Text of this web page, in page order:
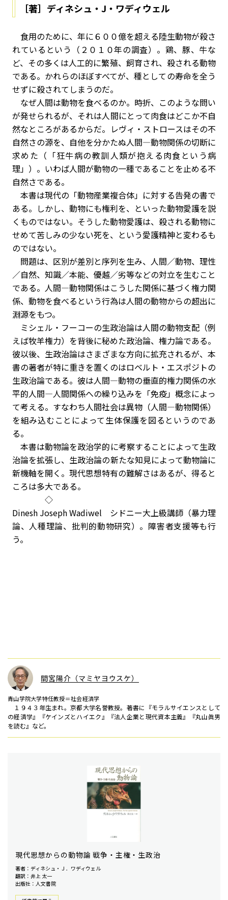
［著］ディネシュ・J・ワディウェル
食用のために、年に６００億を超える陸生動物が殺さ
れているという（２０１０年の調査）。鶏、豚、牛な
ど、その多くは人工的に繁殖、飼育され、殺される動物
である。かれらのほぼすべてが、種としての寿命を全う
せずに殺されてしまうのだ。
なぜ人間は動物を食べるのか。時折、このような問い
が発せられるが、それは人間にとって肉食はどこか不自
然なところがあるからだ。レヴィ・ストロースはその不
自然さの源を、自他を分かたぬ人間―動物関係の切断に
求めた（「狂牛病の教訓――人類が抱える肉食という病
理」）。いわば人間が動物の一種であることを止める不
自然さである。
本書は現代の「動物産業複合体」に対する告発の書で
ある。しかし、動物にも権利を、といった動物愛護を説
くものではない。そうした動物愛護は、殺される動物に
せめて苦しみの少ない死を、という愛護精神と変わるも
のではない。
問題は、区別が差別と序列を生み、人間／動物、理性
／自然、知識／本能、優越／劣等などの対立を生むこと
である。人間―動物関係はこうした関係に基づく権力関
係、動物を食べるという行為は人間の動物からの超出に
淵源をもつ。
ミシェル・フーコーの生政治論は人間の動物支配（例
えば牧羊権力）を背後に秘めた政治論、権力論である。
彼以後、生政治論はさまざまな方向に拡充されるが、本
書の著者が特に重きを置くのはロベルト・エスポジトの
生政治論である。彼は人間―動物の垂直的権力関係の水
平的人間―人間関係への繰り込みを「免疫」概念によっ
て考える。すなわち人間社会は異物（人間―動物関係）
を組み込むことによって生体保護を図るというのであ
る。
本書は動物論を政治学的に考察することによって生政
治論を拡張し、生政治論の新たな知見によって動物論に
新機軸を開く。現代思想特有の難解さはあるが、得ると
ころは多大である。
◇
Dinesh Joseph Wadiwel シドニー大上級講師（暴力理
論、人種理論、批判的動物研究）。障害者支援等も行
う。
間宮陽介（マミヤヨウスケ）
青山学院大学特任教授＝社会経済学
１９４３年生まれ。京都大学名誉教授。著書に『モラルサイエンスとして
の経済学』『ケインズとハイエク』『法人企業と現代資本主義』『丸山眞男
を読む』など。
現代思想からの動物論 戦争・主権・生政治
著者：ディネシュ・Ｊ．ワディウェル
翻訳：井上 太一
出版社：人文書院